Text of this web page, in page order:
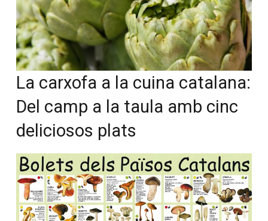
La carxofa a la cuina
catalana: Del camp a la taula
amb cinc deliciosos plats